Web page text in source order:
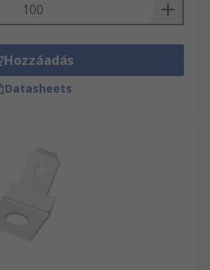
Elektronikus
készülékek és
és Sorkapcsok
kínálatát megtalálja.
Hozzáadás
Datasheets